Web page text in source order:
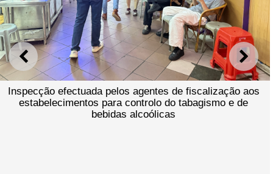
ANTERIOR
Inspecção efectuada pelos agentes de fiscalização aos
estabelecimentos para controlo do tabagismo e de
bebidas alcoólicas